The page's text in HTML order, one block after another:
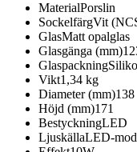
MaterialPorslin
SockelfärgVit
GlasMatt opalglas
Glasgänga (mm)
Glaspackning
Vikt1,34 kg
Diameter (mm)138
Höjd (mm)171
BestyckningLED
LjuskällaLED-